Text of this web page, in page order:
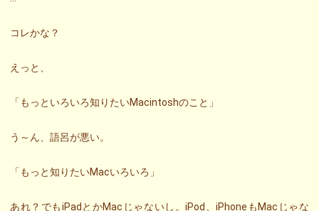
コレかな？
えっと、
「もっといろいろ知りたいMacintoshのこと」
う～ん、語呂が悪い。
「もっと知りたいMacいろいろ」
あれ？でもiPadとかMacじゃないし。iPod、iPhoneもMacじゃな